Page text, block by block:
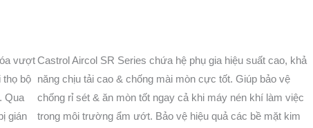
vượt
thọ bộ
Qua
gián
Castrol Aircol SR Series chứa hệ phụ gia hiệu suất cao, khả
năng chịu tải cao & chống mài mòn cực tốt. Giúp bảo vệ
chống rỉ sét & ăn mòn tốt ngay cả khi máy nén khí làm việc
trong môi trường ẩm ướt. Bảo vệ hiệu quả các bề mặt kim